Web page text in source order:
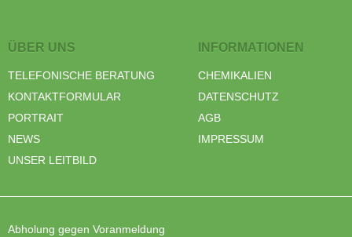
ÜBER UNS
TELEFONISCHE BERATUNG
KONTAKTFORMULAR
PORTRAIT
NEWS
UNSER LEITBILD
INFORMATIONEN
CHEMIKALIEN
DATENSCHUTZ
AGB
IMPRESSUM
Abholung gegen Voranmeldung